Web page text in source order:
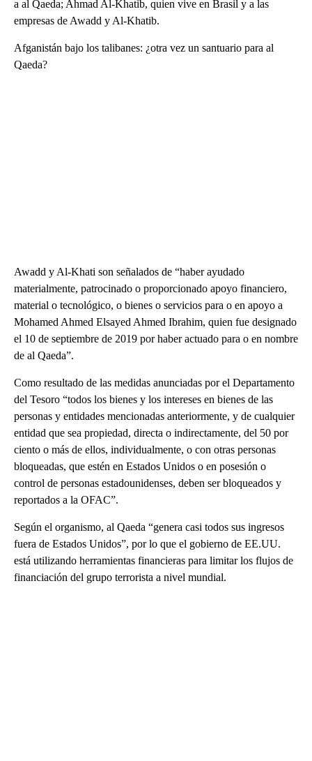
a al Qaeda; Ahmad Al-Khatib, quien vive en Brasil y a las
empresas de Awadd y Al-Khatib.
Afganistán bajo los talibanes: ¿otra vez un santuario para al
Qaeda?
Awadd y Al-Khati son señalados de “haber ayudado
materialmente, patrocinado o proporcionado apoyo financiero,
material o tecnológico, o bienes o servicios para o en apoyo a
Mohamed Ahmed Elsayed Ahmed Ibrahim, quien fue designado
el 10 de septiembre de 2019 por haber actuado para o en nombre
de al Qaeda”.
Como resultado de las medidas anunciadas por el Departamento
del Tesoro “todos los bienes y los intereses en bienes de las
personas y entidades mencionadas anteriormente, y de cualquier
entidad que sea propiedad, directa o indirectamente, del 50 por
ciento o más de ellos, individualmente, o con otras personas
bloqueadas, que estén en Estados Unidos o en posesión o
control de personas estadounidenses, deben ser bloqueados y
reportados a la OFAC”.
Según el organismo, al Qaeda “genera casi todos sus ingresos
fuera de Estados Unidos”, por lo que el gobierno de EE.UU.
está utilizando herramientas financieras para limitar los flujos de
financiación del grupo terrorista a nivel mundial.